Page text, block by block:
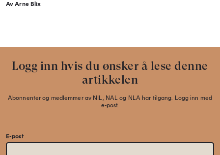
Av Arne Blix
Logg inn hvis du ønsker å lese denne
artikkelen
Abonnenter og medlemmer av NIL, NAL og NLA har tilgang. Logg inn med
e-post.
E-post